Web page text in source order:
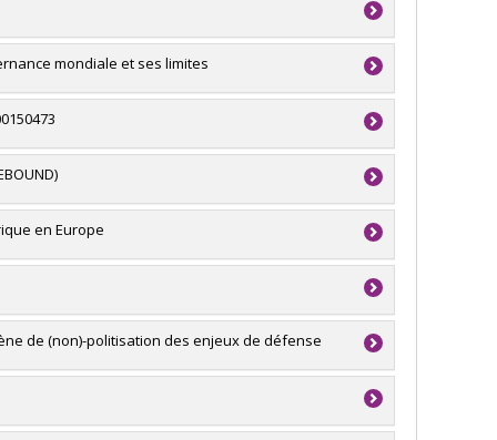
(FQRSC)
recherche - Stade de développement :
mondiale et ses limites
(FQRSC)
recherche - Stade de développement :
en Europe
Canada
Canada
de (non)-politisation des enjeux de défense